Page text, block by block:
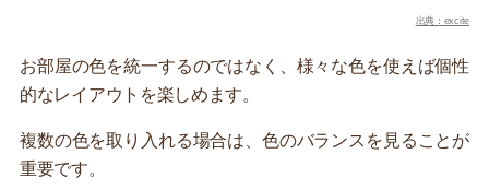
出典：excite
お部屋の色を統一するのではなく、様々な色を使えば個性
的なレイアウトを楽しめます。
複数の色を取り入れる場合は、色のバランスを見ることが
重要です。